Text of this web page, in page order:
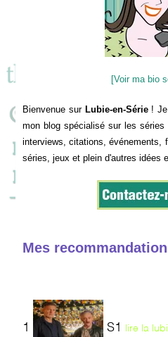
[Voir ma bio
Bienvenue sur Lubie-en-Série! Je
mon blog spécialisé sur les
interviews, citations, événements,
séries, jeux et plein d'autres idées
Mes
1 S1 lire la